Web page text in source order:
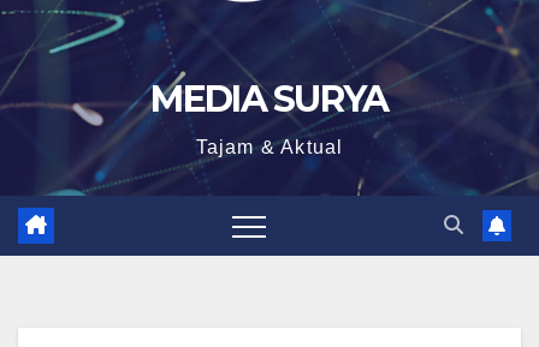
MEDIA SURYA
Tajam & Aktual